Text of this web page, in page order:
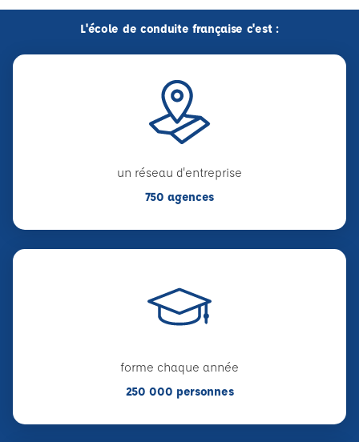
L'école de conduite française c'est :
un réseau d'entreprise
750 agences
forme chaque année
250 000 personnes